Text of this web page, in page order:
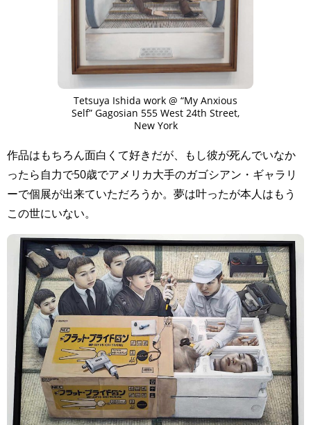
Tetsuya Ishida work @ “My Anxious
Self” Gagosian 555 West 24th Street,
New York
⁡作品はもちろん面白くて好きだが、もし彼が死んでいなか
ったら自力で50歳でアメリカ大手のガゴシアン・ギャラリ
ーで個展が出来ていただろうか。夢は叶ったが本人はもう
この世にいない。⁡